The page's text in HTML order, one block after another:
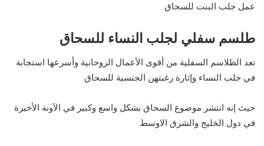
عمل جلب البنت للسحاق
طلسم سفلي لجلب النساء للسحاق
تعد الطلاسم السفلية من أقوى الأعمال الروحانية وأسرعها استجابة
في جلب النساء وإثارة رغبتهن الجنسية للسحاق
حيث إنه انتشر موضوع السحاق بشكل واسع وكبير في الآونة الأخيرة
في دول الخليج والشرق الاوسط